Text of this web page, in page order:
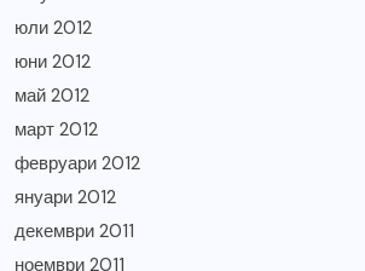
юли 2012
юни 2012
май 2012
март 2012
февруари 2012
януари 2012
декември 2011
ноември 2011